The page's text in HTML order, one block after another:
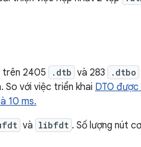
trên 2405 .dtb và 283 .dtbo
với việc triển khai DTO được
10 ms.
và libfdt . Số lượng nút